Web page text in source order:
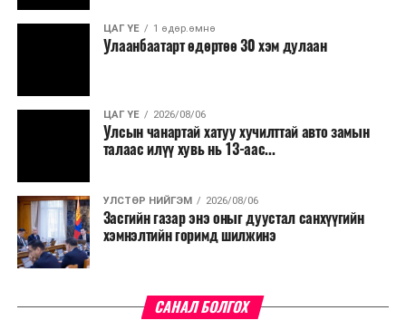
нөхөн томилгоо хийхгүй байх, аялал, амралт, зугаалга,
хамт олны урлаг, спортын арга хэмжээг зохион
байгуулахгүй байх, төрийн албанд шинэ орон тоо бий
сургалтыг цахим хэлбэрт шилжүүлэх, төрийн албан
хаагчдыг зарим өдрүүдэд цахимаар ажиллуулах арга
хэмжээг үргэлжлүүлэхийг үүрэг болголоо.
Төсвийн сахилга бат сайжирч, эдийн засгийн нөхцөл
байдал хэвийн болсон тохиолдолд эдгээр
хязгаарлалтыг үе шаттайгаар сулруулах юм.
ЦАГ ҮЕ 1 өдөр.өмнө
Улаанбаатарт өдөртөө 30 хэм дулаан
ЦАГ ҮЕ 2026/08/06
Улсын чанартай хатуу хучилттай авто замын
талаас илүү хувь нь 13-аас...
УЛСТӨР НИЙГЭМ 2026/08/06
Засгийн газар энэ оныг дуустал санхүүгийн
хэмнэлтийн горимд шилжинэ
САНАЛ БОЛГОХ